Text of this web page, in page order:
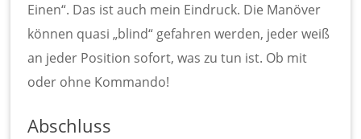
Einen“. Das ist auch mein Eindruck. Die Manöver
können quasi „blind“ gefahren werden, jeder weiß
an jeder Position sofort, was zu tun ist. Ob mit
oder ohne Kommando!
Abschluss